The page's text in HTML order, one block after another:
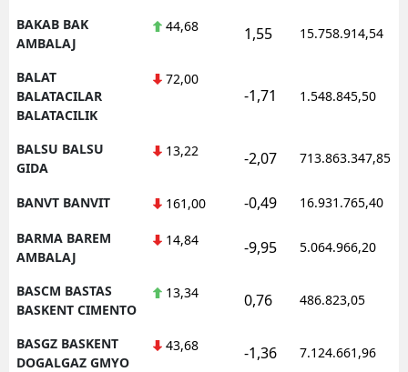
BAKAB BAK
AMBALAJ
44,68 1,55 15.758.914,54
BALAT
BALATACILAR
BALATACILIK
72,00
-1,71 1.548.845,50
BALSU BALSU
GIDA
13,22 -2,07 713.863.347,85
BANVT BANVIT 161,00 -0,49 16.931.765,40
BARMA BAREM
AMBALAJ
14,84 -9,95 5.064.966,20
BASCM BASTAS
BASKENT CIMENTO
13,34 0,76 486.823,05
BASGZ BASKENT
DOGALGAZ GMYO
43,68 -1,36 7.124.661,96